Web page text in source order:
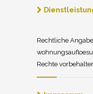
Rechtliche
Rechte